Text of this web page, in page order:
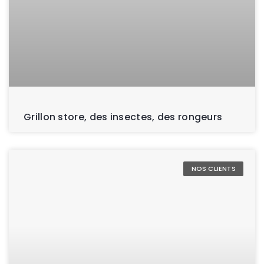
Grillon store, des insectes, des rongeurs
NOS CLIENTS